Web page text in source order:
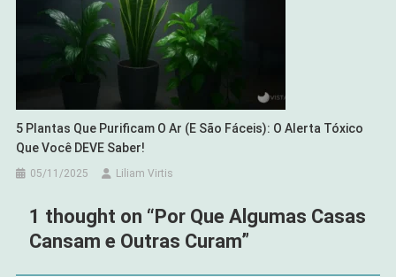
5 Plantas Que Purificam O Ar (e São Fáceis): O Alerta Tóxico
Que Você DEVE Saber!
05/11/2025 Liliam Virtis
1 thought on “Por Que Algumas Casas
Cansam e Outras Curam”